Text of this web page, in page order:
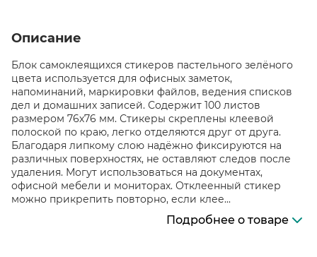
Описание
Блок самоклеящихся стикеров пастельного зелёного
цвета используется для офисных заметок,
напоминаний, маркировки файлов, ведения списков
дел и домашних записей. Содержит 100 листов
размером 76х76 мм. Стикеры скреплены клеевой
полоской по краю, легко отделяются друг от друга.
Благодаря липкому слою надёжно фиксируются на
различных поверхностях, не оставляют следов после
удаления. Могут использоваться на документах,
офисной мебели и мониторах. Отклеенный стикер
можно прикрепить повторно, если клее...
Подробнее о товаре